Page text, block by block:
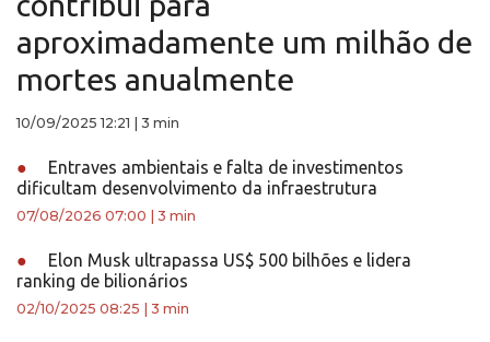
aproximadamente um milhão de
mortes anualmente
10/09/2025 12:21 3 min
●
Entraves ambientais e falta de investimentos
dificultam desenvolvimento da infraestrutura
07/08/2026 07:00 3 min
●
Elon Musk ultrapassa US$ 500 bilhões e lidera
ranking de bilionários
02/10/2025 08:25 3 min